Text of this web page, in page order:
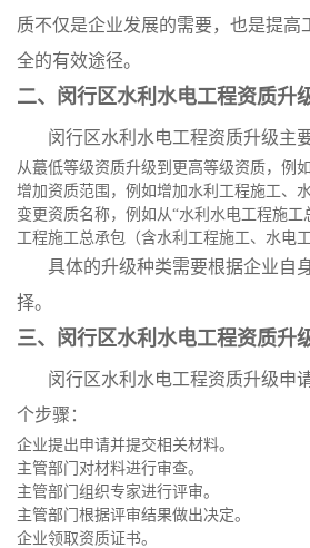
质不仅是企业发展的需要，也是提高
全的有效途径。
二、闵行区水利水电工程资质升
闵行区水利水电工程资质升级主
从蕞低等级资质升级到更高等级资质，例
增加资质范围，例如增加水利工程施工、
变更资质名称，例如从“水利水电工程施工
工程施工总承包（含水利工程施工、水电工
具体的升级种类需要根据企业自
择。
三、闵行区水利水电工程资质升
闵行区水利水电工程资质升级申
个步骤：
企业提出申请并提交相关材料。
主管部门对材料进行审查。
主管部门组织专家进行评审。
主管部门根据评审结果做出决定。
企业领取资质证书。